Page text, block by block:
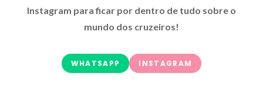
Instagram para ficar por dentro de tudo sobre o
mundo dos cruzeiros!
WHATSAPP INSTAGRAM